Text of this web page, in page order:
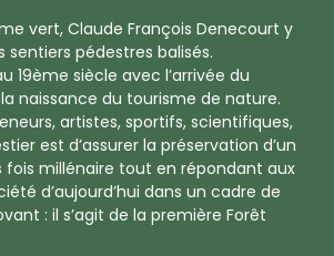
vert, Claude François Denecourt y
sentiers pédestres balisés.
19ème siècle avec l’arrivée du
naissance du tourisme de nature.
artistes, sportifs, scientifiques,
est d’assurer la préservation d’un
fois millénaire tout en répondant aux
d’aujourd’hui dans un cadre de
: il s’agit de la première Forêt